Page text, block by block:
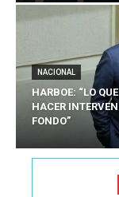
NACIONAL
HARBOE: “LO
HACER
FONDO”